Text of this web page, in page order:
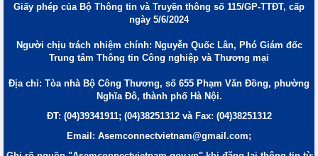
Giấy phép của Bộ Thông tin và Truyền thông số 115/GP-TTĐT, cấp
ngày 5/6/2024
Người chịu trách nhiệm chính: Nguyễn Quốc Lân, Phó Giám đốc
Trung tâm Thông tin Công nghiệp và Thương mại
Địa chỉ: Tòa nhà Bộ Công Thương, số 655 Phạm Văn Đồng, phường
Nghĩa Đô, thành phố Hà Nội.
ĐT: (04)39341911; (04)38251312 và Fax: (04)38251312
Email: Asemconnectvietnam@gmail.com;